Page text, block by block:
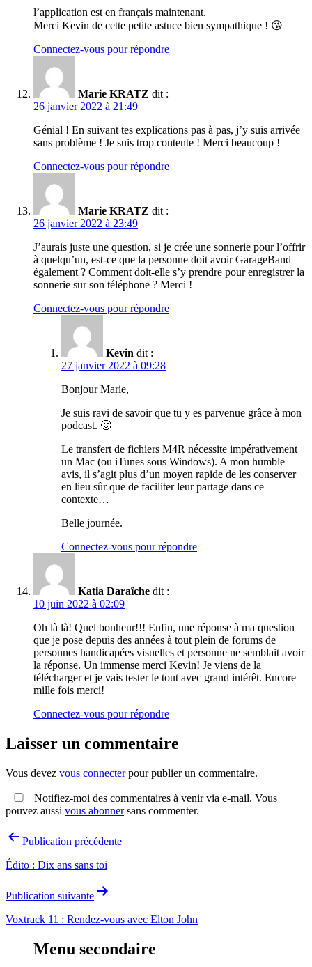
l’application est en français maintenant.
Merci Kevin de cette petite astuce bien sympathique ! 😘
Connectez-vous pour répondre
Marie KRATZ dit :
26 janvier 2022 à 21:49
Génial ! En suivant tes explications pas à pas, j’y suis arrivée
sans problème ! Je suis trop contente ! Merci beaucoup !
Connectez-vous pour répondre
Marie KRATZ dit :
26 janvier 2022 à 23:49
J’aurais juste une question, si je crée une sonnerie pour l’offrir
à quelqu’un, est-ce que la personne doit avoir GarageBand
également ? Comment doit-elle s’y prendre pour enregistrer la
sonnerie sur son téléphone ? Merci !
Connectez-vous pour répondre
Kevin dit :
27 janvier 2022 à 09:28
Bonjour Marie,
Je suis ravi de savoir que tu y es parvenue grâce à mon
podcast. 🙂
Le transfert de fichiers M4R nécessite impérativement
un Mac (ou iTunes sous Windows). A mon humble
avis, il s’agit plus d’un moyen rapide de les conserver
en lieu sûr que de faciliter leur partage dans ce
contexte…
Belle journée.
Connectez-vous pour répondre
Katia Daraîche dit :
10 juin 2022 à 02:09
Oh là là! Quel bonheur!!! Enfin, une réponse à ma question
que je pose depuis des années à tout plein de forums de
personnes handicapées visuelles et personne ne semblait avoir
la réponse. Un immense merci Kevin! Je viens de la
télécharger et je vais tester le tout avec grand intérêt. Encore
mille fois merci!
Connectez-vous pour répondre
Laisser un commentaire
Vous devez vous connecterpour publier un commentaire.
Notifiez-moi des commentaires à venir via e-mail. Vous
pouvez aussi vous abonnersans commenter.
Navigation
de
l’article
Publication précédente
Édito : Dix ans sans toi
Publication suivante
Voxtrack 11 : Rendez-vous avec Elton John
Menu secondaire